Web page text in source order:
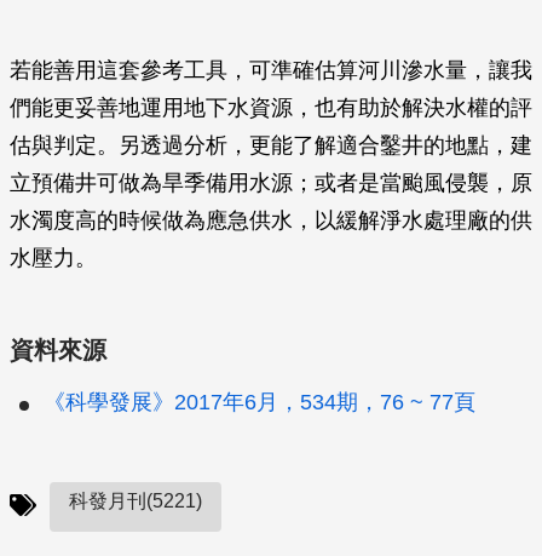
若能善用這套參考工具，可準確估算河川滲水量，讓我
們能更妥善地運用地下水資源，也有助於解決水權的評
估與判定。另透過分析，更能了解適合鑿井的地點，建
立預備井可做為旱季備用水源；或者是當颱風侵襲，原
水濁度高的時候做為應急供水，以緩解淨水處理廠的供
水壓力。
資料來源
《科學發展》2017年6月，534期，76 ~ 77頁
科發月刊(5221)